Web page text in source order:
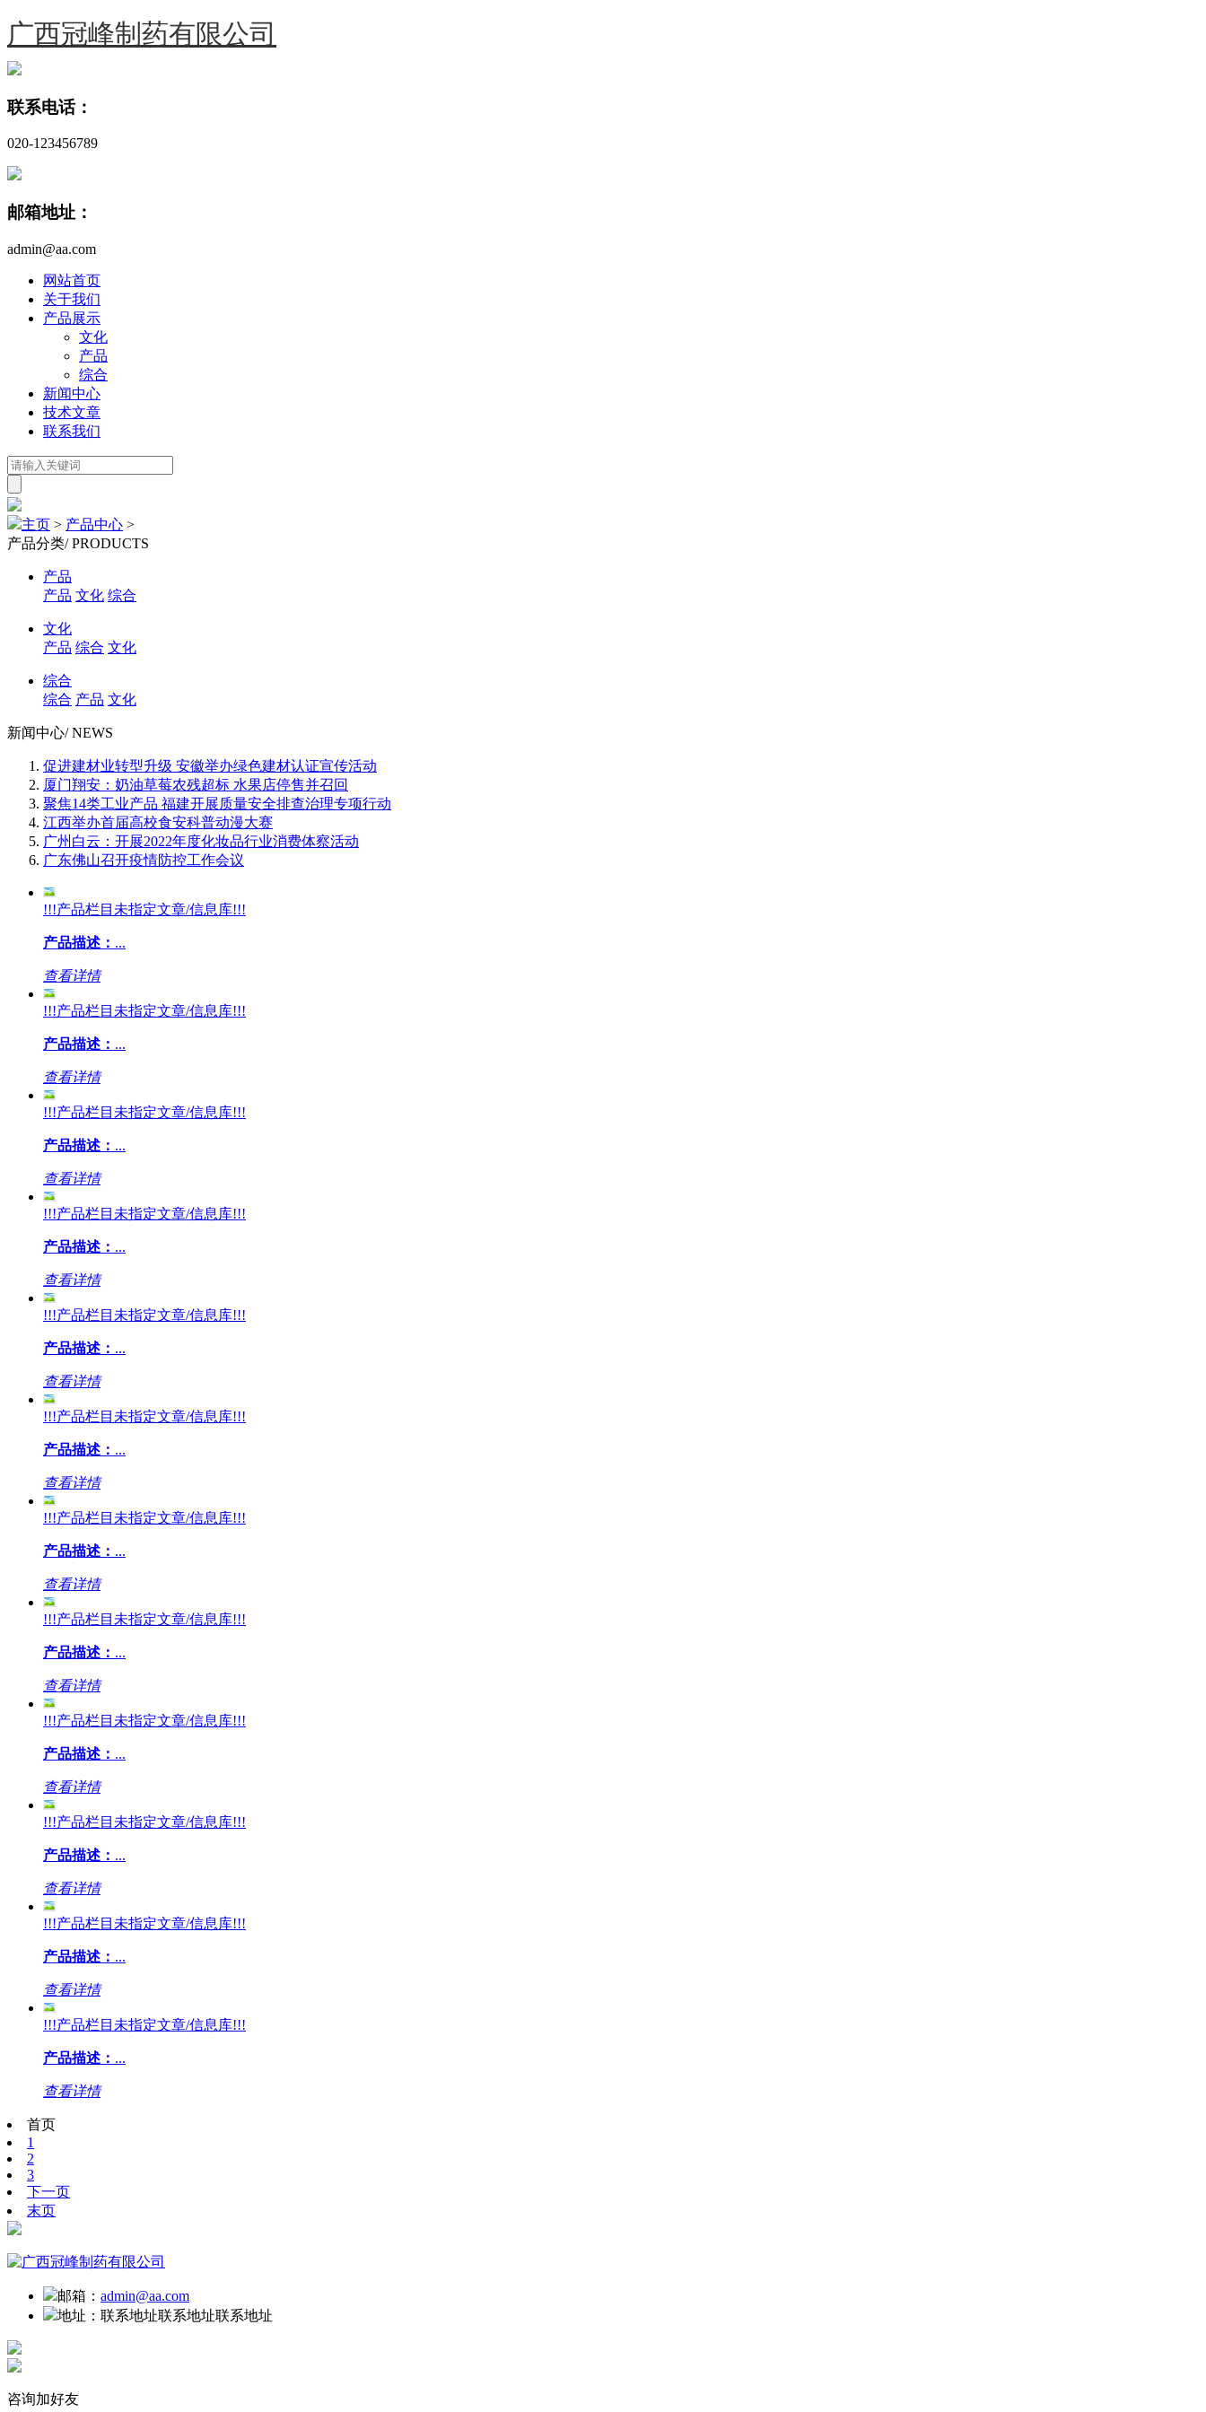
广西冠峰制药有限公司
联系电话：
020-123456789
邮箱地址：
admin@aa.com
网站首页
关于我们
产品展示
文化
产品
综合
新闻中心
技术文章
联系我们
主页 > 产品中心 >
产品分类/ PRODUCTS
产品
产品 文化 综合
文化
产品 综合 文化
综合
综合 产品 文化
新闻中心/ NEWS
促进建材业转型升级 安徽举办绿色建材认证宣传活动
厦门翔安：奶油草莓农残超标 水果店停售并召回
聚焦14类工业产品 福建开展质量安全排查治理专项行动
江西举办首届高校食安科普动漫大赛
广州白云：开展2022年度化妆品行业消费体察活动
广东佛山召开疫情防控工作会议
!!!产品栏目未指定文章/信息库!!!
产品描述： ...
查看详情
!!!产品栏目未指定文章/信息库!!!
产品描述： ...
查看详情
!!!产品栏目未指定文章/信息库!!!
产品描述： ...
查看详情
!!!产品栏目未指定文章/信息库!!!
产品描述： ...
查看详情
!!!产品栏目未指定文章/信息库!!!
产品描述： ...
查看详情
!!!产品栏目未指定文章/信息库!!!
产品描述： ...
查看详情
!!!产品栏目未指定文章/信息库!!!
产品描述： ...
查看详情
!!!产品栏目未指定文章/信息库!!!
产品描述： ...
查看详情
!!!产品栏目未指定文章/信息库!!!
产品描述： ...
查看详情
!!!产品栏目未指定文章/信息库!!!
产品描述： ...
查看详情
!!!产品栏目未指定文章/信息库!!!
产品描述： ...
查看详情
!!!产品栏目未指定文章/信息库!!!
产品描述： ...
查看详情
首页
1
2
3
下一页
末页
邮箱： admin@aa.com
地址： 联系地址联系地址联系地址
咨询加好友